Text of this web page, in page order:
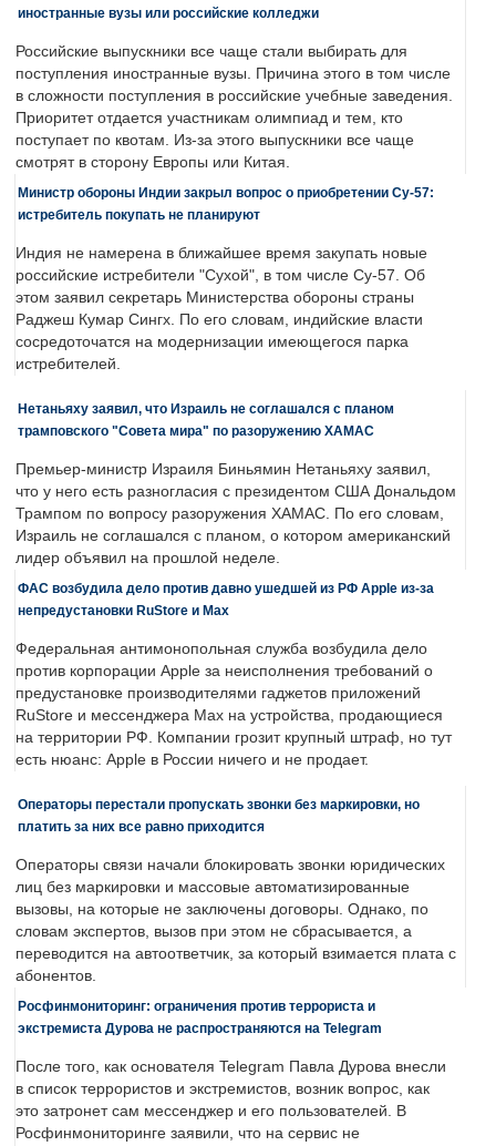
иностранные вузы или российские колледжи
Российские выпускники все чаще стали выбирать для
поступления иностранные вузы. Причина этого в том числе
в сложности поступления в российские учебные заведения.
Приоритет отдается участникам олимпиад и тем, кто
поступает по квотам. Из-за этого выпускники все чаще
смотрят в сторону Европы или Китая.
Министр обороны Индии закрыл вопрос о приобретении Су-57:
истребитель покупать не планируют
Индия не намерена в ближайшее время закупать новые
российские истребители "Сухой", в том числе Су-57. Об
этом заявил секретарь Министерства обороны страны
Раджеш Кумар Сингх. По его словам, индийские власти
сосредоточатся на модернизации имеющегося парка
истребителей.
Нетаньяху заявил, что Израиль не соглашался с планом
трамповского "Совета мира" по разоружению ХАМАС
Премьер-министр Израиля Биньямин Нетаньяху заявил,
что у него есть разногласия с президентом США Дональдом
Трампом по вопросу разоружения ХАМАС. По его словам,
Израиль не соглашался с планом, о котором американский
лидер объявил на прошлой неделе.
ФАС возбудила дело против давно ушедшей из РФ Apple из-за
непредустановки RuStore и Max
Федеральная антимонопольная служба возбудила дело
против корпорации Apple за неисполнения требований о
предустановке производителями гаджетов приложений
RuStore и мессенджера Max на устройства, продающиеся
на территории РФ. Компании грозит крупный штраф, но тут
есть нюанс: Apple в России ничего и не продает.
Операторы перестали пропускать звонки без маркировки, но
платить за них все равно приходится
Операторы связи начали блокировать звонки юридических
лиц без маркировки и массовые автоматизированные
вызовы, на которые не заключены договоры. Однако, по
словам экспертов, вызов при этом не сбрасывается, а
переводится на автоответчик, за который взимается плата с
абонентов.
Росфинмониторинг: ограничения против террориста и
экстремиста Дурова не распространяются на Telegram
После того, как основателя Telegram Павла Дурова внесли
в список террористов и экстремистов, возник вопрос, как
это затронет сам мессенджер и его пользователей. В
Росфинмониторинге заявили, что на сервис не